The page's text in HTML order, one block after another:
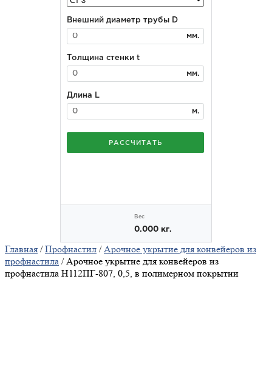
Главная /Профнастил /Арочное укрытие для конвейеров из
профнастила / Арочное укрытие для конвейеров из
профнастила Н112ПГ-807, 0,5, в полимерном покрытии